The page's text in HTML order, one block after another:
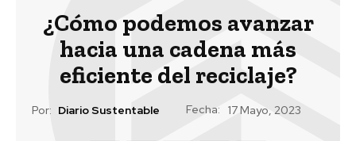
¿Cómo podemos avanzar
hacia una cadena más
eficiente del reciclaje?
Por: Diario Sustentable Fecha: 17 Mayo, 2023